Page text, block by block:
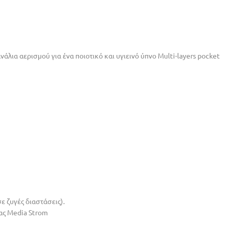
αερισµού για ένα ποιοτικό και υγιεινό ύπνο Multi-layers pocket
ζυγές διαστάσεις).
Media Strom